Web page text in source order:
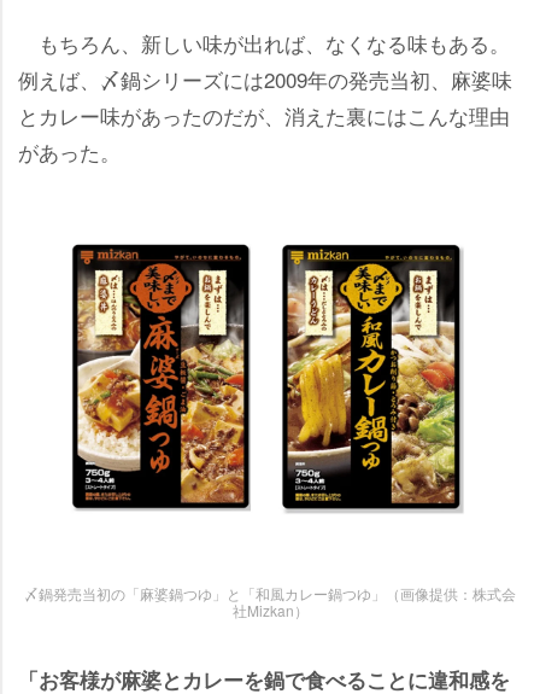
もちろん、新しい味が出れば、なくなる味もある。
例えば、〆鍋シリーズには2009年の発売当初、麻婆味
とカレー味があったのだが、消えた裏にはこんな理由
があった。
〆鍋発売当初の「麻婆鍋つゆ」と「和風カレー鍋つゆ」（画像提供：株式会
社Mizkan）
「お客様が麻婆とカレーを鍋で食べることに違和感を